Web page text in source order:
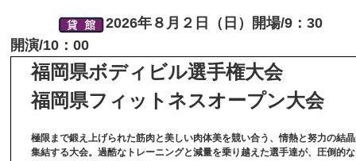
2026年８月２日（日）開場/9：30
開演/10：00
福岡県ボディビル選手権大会
福岡県フィットネスオープン大会
極限まで鍛え上げられた筋肉と美しい肉体美を競い合う、情熱と努力の結
集結する大会。過酷なトレーニングと減量を乗り越えた選手達が、圧倒的な